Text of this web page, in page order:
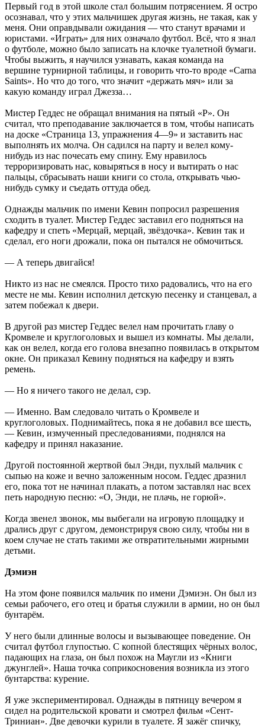
Первый год в этой школе стал большим потрясением. Я остро
осознавал, что у этих мальчишек другая жизнь, не такая, как у
меня. Они оправдывали ожидания — что станут врачами и
юристами. «Играть» для них означало футбол. Всё, что я знал
о футболе, можно было записать на клочке туалетной бумаги.
Чтобы выжить, я научился узнавать, какая команда на
вершине турнирной таблицы, и говорить что-то вроде «Carna
Saints». Но что до того, что значит «держать мяч» или за
какую команду играл Джезза…
Мистер Геддес не обращал внимания на пятый «Р». Он
считал, что преподавание заключается в том, чтобы написать
на доске «Страница 13, упражнения 4—9» и заставить нас
выполнять их молча. Он садился на парту и велел кому-
нибудь из нас почесать ему спину. Ему нравилось
терроризировать нас, ковыряться в носу и вытирать о нас
пальцы, сбрасывать наши книги со стола, открывать чью-
нибудь сумку и съедать оттуда обед.
Однажды мальчик по имени Кевин попросил разрешения
сходить в туалет. Мистер Геддес заставил его подняться на
кафедру и спеть «Мерцай, мерцай, звёздочка». Кевин так и
сделал, его ноги дрожали, пока он пытался не обмочиться.
— А теперь двигайся!
Никто из нас не смеялся. Просто тихо радовались, что на его
месте не мы. Кевин исполнил детскую песенку и станцевал, а
затем побежал к двери.
В другой раз мистер Геддес велел нам прочитать главу о
Кромвеле и круглоголовых и вышел из комнаты. Мы делали,
как он велел, когда его голова внезапно появилась в открытом
окне. Он приказал Кевину подняться на кафедру и взять
ремень.
— Но я ничего такого не делал, сэр.
— Именно. Вам следовало читать о Кромвеле и
круглоголовых. Поднимайтесь, пока я не добавил все шесть,
— Кевин, измученный преследованиями, поднялся на
кафедру и принял наказание.
Другой постоянной жертвой был Энди, пухлый мальчик с
сыпью на коже и вечно заложенным носом. Геддес дразнил
его, пока тот не начинал плакать, а потом заставлял нас всех
петь народную песню: «О, Энди, не плачь, не горюй».
Когда звенел звонок, мы выбегали на игровую площадку и
дрались друг с другом, демонстрируя свою силу, чтобы ни в
коем случае не стать такими же отвратительными жирными
детьми.
Дэмиэн
На этом фоне появился мальчик по имени Дэмиэн. Он был из
семьи рабочего, его отец и братья служили в армии, но он был
бунтарём.
У него были длинные волосы и вызывающее поведение. Он
считал футбол глупостью. С копной блестящих чёрных волос,
падающих на глаза, он был похож на Маугли из «Книги
джунглей». Наша точка соприкосновения возникла из этого
бунтарства: курение.
Я уже экспериментировал. Однажды в пятницу вечером я
сидел на родительской кровати и смотрел фильм «Сент-
Триниан». Две девочки курили в туалете. Я зажёг спичку,